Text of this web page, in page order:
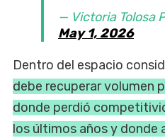
— Victoria Tolosa
May 1, 2026
Dentro del espacio
debe recuperar volumen
donde perdió
los últimos años y donde